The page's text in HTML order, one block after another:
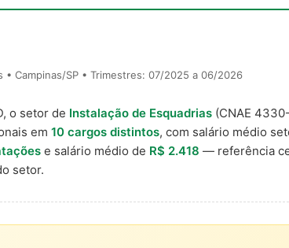
Campinas/SP • Trimestres: 07/2025 a 06/2026
o setor de Instalação de Esquadrias (CNAE
em 10 cargos distintos, com salário médio
e salário médio de R$ 2.418 — referência
setor.